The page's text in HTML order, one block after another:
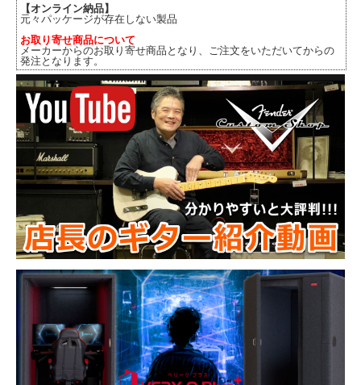
【オンライン納品】
元々パッケージが存在しない製品
お取り寄せ商品について
メーカーからのお取り寄せ商品となり、ご注文をいただいてからの
発注となります。